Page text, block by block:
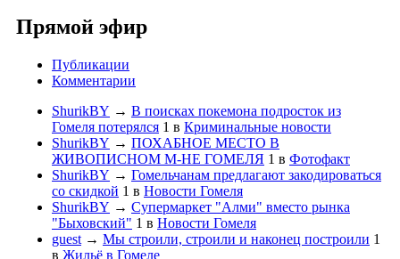
Прямой эфир
Публикации
Комментарии
ShurikBY → В поисках покемона подросток из
Гомеля потерялся 1 в Криминальные новости
ShurikBY → ПОХАБНОЕ МЕСТО В
ЖИВОПИСНОМ М-НЕ ГОМЕЛЯ 1 в Фотофакт
ShurikBY → Гомельчанам предлагают закодироваться
со скидкой 1 в Новости Гомеля
ShurikBY → Супермаркет "Алми" вместо рынка
"Быховский" 1 в Новости Гомеля
guest → Мы строили, строили и наконец построили 1
в Жильё в Гомеле